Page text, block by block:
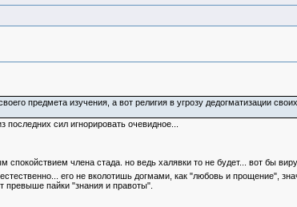
предмета изучения, а вот религия в угрозу дедогматизации
сил игнорировать очевидное...
спокойствием члена стада. но ведь халявки то не будет... вот бы
его не вколотишь догмами, как "любовь и прощение",
превыше пайки "знания и правоты".